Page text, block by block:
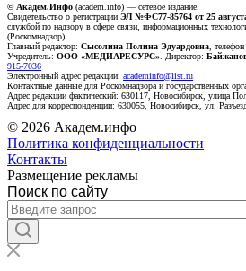
© Академ.Инфо (academ.info) — сетевое издание.
Свидетельство о регистрации ЭЛ №ФС77-85764 от 25
службой по надзору в сфере связи, информационных
(Роскомнадзор).
Главный редактор: Сысолина Полина Эдуардовна , телефон
Учредитель: ООО «МЕДИАРЕСУРС» . Директор:
915-7036
Электронный адрес редакции: academinfo@list.ru
Контактные данные для Роскомнадзора и государственных
Адрес редакции фактический: 630117, Новосибирск, улица
Адрес для корреспонденции: 630055, Новосибирск, ул.
© 2026 Академ.инфо
Политика конфиденциальности
Контакты
Размещение рекламы
Поиск по сайту